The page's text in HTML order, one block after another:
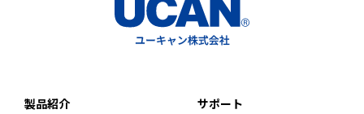
製品紹介 サポート